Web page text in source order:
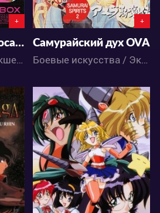
+
Защитники Космоса: Анджел Линкс
Война / Космос / Экшен / Драма / Комедия / Приключения / Романтика / Сёнэн / Фантастика / Аниме
+
Самурайский дух OVA
Боевые искусства / Экшен / Фэнтези / Аниме
3873
1 0